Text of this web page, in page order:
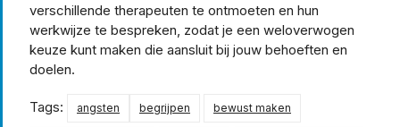
verschillende therapeuten te ontmoeten en hun
werkwijze te bespreken, zodat je een weloverwogen
keuze kunt maken die aansluit bij jouw behoeften en
doelen.
Tags: angsten begrijpen bewust maken